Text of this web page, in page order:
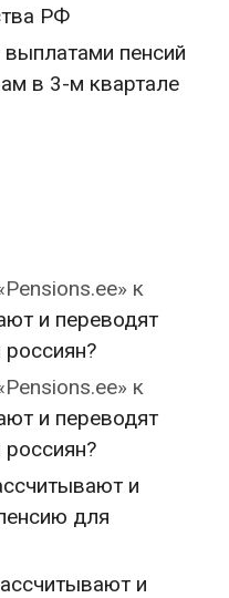
РФ
пенсий
в 3-м квартале
к
и переводят
к
и переводят
и
для
и